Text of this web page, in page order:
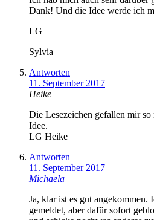
Dank! Und die Idee werde ich
LG
Sylvia
Antworten
11. September 2017
Heike
Die Lesezeichen gefallen mir
Idee.
LG Heike
Antworten
11. September 2017
Michaela
Ja, klar ist es gut angekommen.
gemeldet, aber dafür sofort